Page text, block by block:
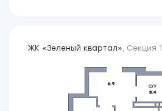
ЖК «Зеленый квартал», Секция 1